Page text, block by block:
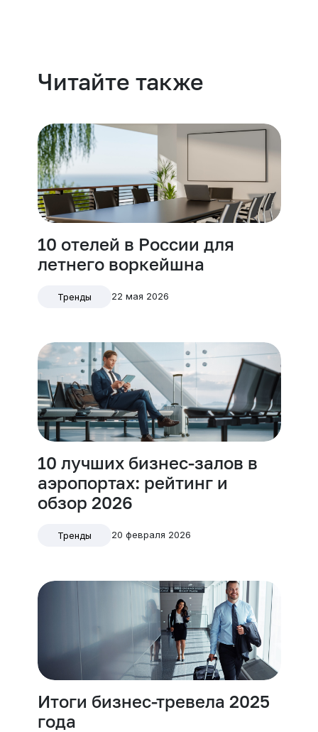
Читайте также
10 отелей в России для
летнего воркейшна
Тренды 22 мая 2026
10 лучших бизнес-залов в
аэропортах: рейтинг и
обзор 2026
Тренды 20 февраля 2026
Итоги бизнес-тревела 2025
года